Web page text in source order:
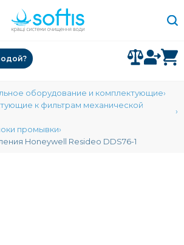
оборудование и комплектующие
к фильтрам механической
промывки
Honeywell Resideo DDS76-1